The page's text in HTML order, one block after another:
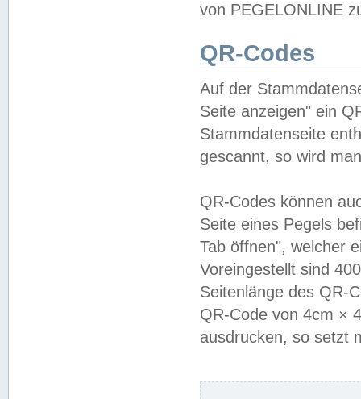
von PEGELONLINE
QR-Codes
Auf der
Seite anzeigen" ein
Stammdatenseite
gescannt, so wird
QR-Codes können
Seite eines Pegels
Tab öffnen", welcher
Voreingestellt sind
Seitenlänge des QR-
QR-Code von 4cm ×
ausdrucken, so setzt